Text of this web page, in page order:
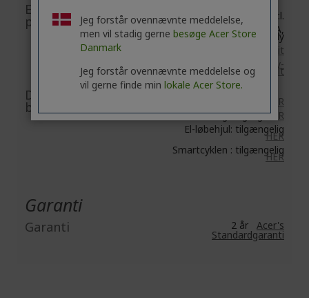
EU-ansvarlig
person/EU-importør
Acer Italy S.r.l.
Viale delle Industrie 1/A,
20044 Arese (MI), Italy
https://www.acer.com/it-it
E-mail:
acer-italy-
srl@legalmail.it
Dokument- og
billedsikkerhed
HER
Connect: tilgængeligHER
El-løbehjul: tilgængelig
HER
Smartcyklen : tilgængelig
HER
Garanti
Garanti 2 år Acer's
Standardgaranti
Jeg forstår ovennævnte meddelelse,
men vil stadig gerne besøge Acer Store
Danmark
Jeg forstår ovennævnte meddelelse og
vil gerne finde min lokale Acer Store.